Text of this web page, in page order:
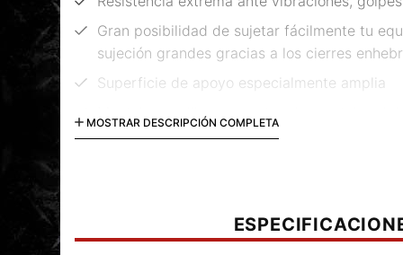
Gran posibilidad de sujetar fácilmente tu
sujeción grandes gracias a los cierres
Superficie de apoyo especialmente amplia
Montaje sencillo con puntos de montaje
específicos del modelo
Protección eficiente contra la corrosión a
negro
MOSTRAR DESCRIPCIÓN COMPLETA